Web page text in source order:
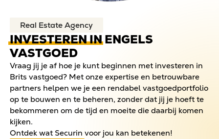
Real Estate Agency
INVESTEREN INENGELS
VASTGOED
Vraag jij je af hoe je kunt beginnen met investeren in
Brits vastgoed? Met onze expertise en betrouwbare
partners helpen we je een rendabel vastgoedportfolio
op te bouwen en te beheren, zonder dat jij je hoeft te
bekommeren om de tijd en moeite die daarbij komen
kijken.
Ontdek wat Securin voor jou kan betekenen!